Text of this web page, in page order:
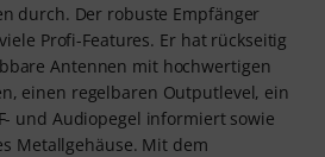
durch. Der robuste Empfänger
Profi-Features. Er hat rückseitig
Antennen mit hochwertigen
einen regelbaren Outputlevel, ein
und Audiopegel informiert sowie
Metallgehäuse. Mit dem